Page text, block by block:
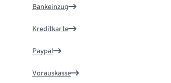
Bankeinzug
Kreditkarte
Paypal
Vorauskasse